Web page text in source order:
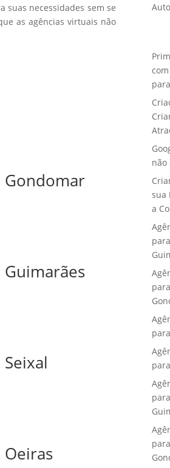
suas necessidades sem se
as agências virtuais não
Gondomar
não
sua
a